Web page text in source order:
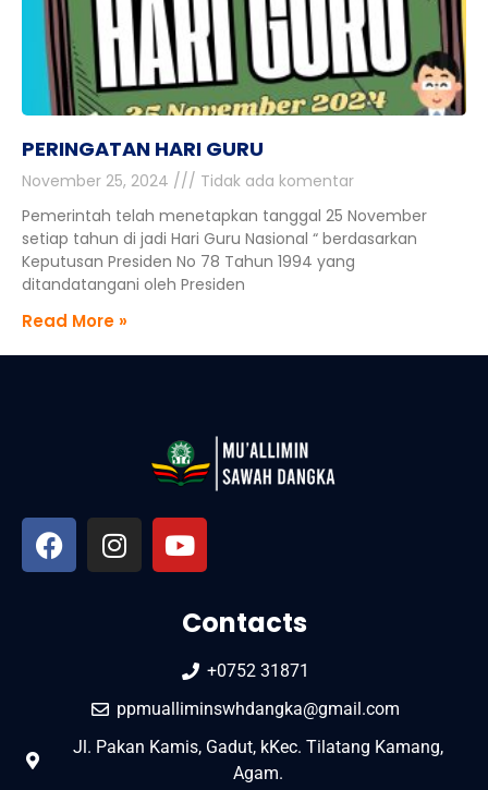
PERINGATAN HARI GURU
November 25, 2024
Tidak ada komentar
Pemerintah telah menetapkan tanggal 25 November
setiap tahun di jadi Hari Guru Nasional “ berdasarkan
Keputusan Presiden No 78 Tahun 1994 yang
ditandatangani oleh Presiden
Read More »
Contacts
+0752 31871
ppmualliminswhdangka@gmail.com
Jl. Pakan Kamis, Gadut, kKec. Tilatang Kamang,
Agam.